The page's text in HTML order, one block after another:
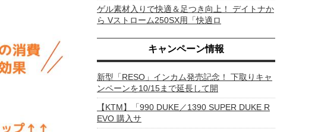
ゲル素材入りで快適＆足つき向上！ デイトナか
ら Vストローム250SX用「快適ロ
キャンペーン情報
新型「RESO」インカム発売記念！ 下取りキャ
ンペーンを10/15まで延長して開
【KTM】「990 DUKE／1390 SUPER DUKE R
EVO 購入サ